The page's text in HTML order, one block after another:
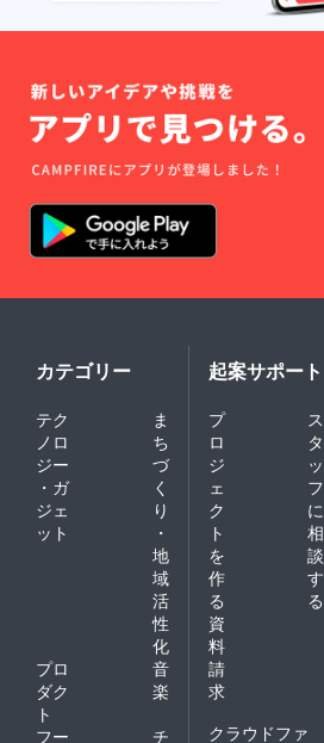
カテゴリー
テク
ノロ
ジー
・ガ
ジェ
ット
ま
ち
づ
く
り
・
地
域
活
性
化
プロ
ダク
ト
音
楽
フー
チ
起案サポート
プ
ロ
ジ
ェ
ク
ト
を
作
る
ス
タ
ッ
フ
に
相
談
す
る
資
料
請
求
クラウドファ